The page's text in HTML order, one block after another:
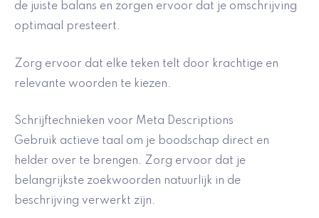
de juiste balans en zorgen ervoor dat je omschrijving
optimaal presteert.
Zorg ervoor dat elke teken telt door krachtige en
relevante woorden te kiezen.
Schrijftechnieken voor Meta Descriptions
Gebruik actieve taal om je boodschap direct en
helder over te brengen. Zorg ervoor dat je
belangrijkste zoekwoorden natuurlijk in de
beschrijving verwerkt zijn.